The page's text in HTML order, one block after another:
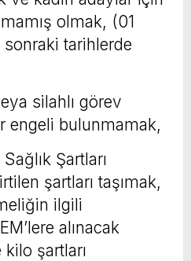
olmak, (01
tarihlerde
silahlı görev
engeli bulunmamak,
Şartları
şartları taşımak,
ilgili
alınacak
şartları